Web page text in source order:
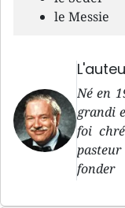
le Messie
Né en
grandi
foi